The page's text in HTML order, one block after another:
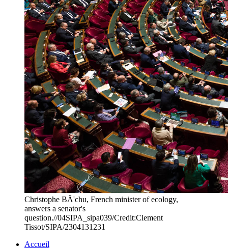
Christophe BÃ'chu, French minister of ecology,
answers a senator's
question.//04SIPA_sipa039/Credit:Clement
Tissot/SIPA/2304131231
Accueil